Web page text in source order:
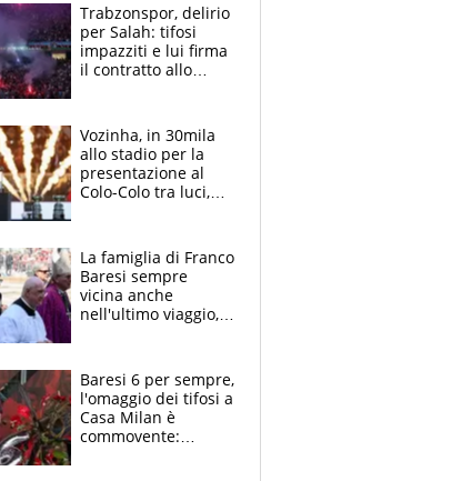
Trabzonspor, delirio
per Salah: tifosi
impazziti e lui firma
il contratto allo
Vozinha, in 30mila
allo stadio per la
presentazione al
Colo-Colo tra luci,
La famiglia di Franco
Baresi sempre
vicina anche
nell'ultimo viaggio,
circondati
dall'affetto dei tifosi
Baresi 6 per sempre,
l'omaggio dei tifosi a
Casa Milan è
commovente: